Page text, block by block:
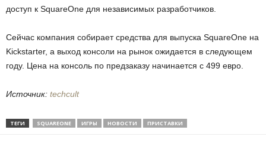
доступ к SquareOne для независимых разработчиков.
Сейчас компания собирает средства для выпуска SquareOne на
Kickstarter, а выход консоли на рынок ожидается в следующем
году. Цена на консоль по предзаказу начинается с 499 евро.
Источник: techcult
ТЕГИ SQUAREONE ИГРЫ НОВОСТИ ПРИСТАВКИ